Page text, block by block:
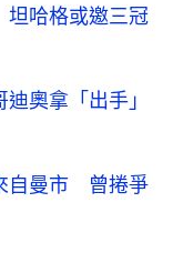
哈格或邀三冠
奧拿「出手」
自曼市 曾捲爭